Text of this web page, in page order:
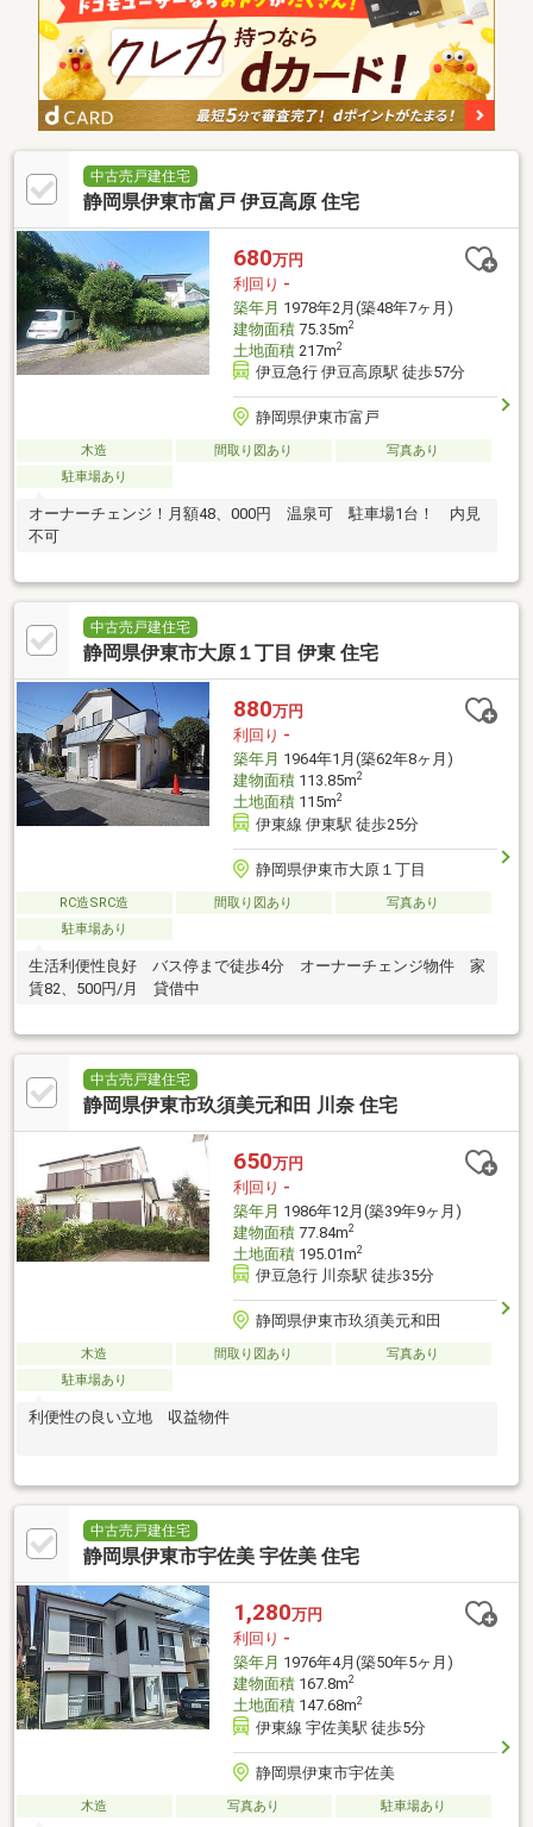
中古売戸建住宅
静岡県伊東市富戸 伊豆高原 住宅
680万円
利回り -
築年月 1978年2月(築48年7ヶ月)
建物面積75.35m2
土地面積217m2
伊豆急行 伊豆高原駅 徒歩57分
静岡県伊東市富戸
木造 間取り図あり
写真あり
駐車場あり
オーナーチェンジ！月額48、000円 温泉可 駐車場1台！ 内見
不可
中古売戸建住宅
静岡県伊東市大原１丁目 伊東 住宅
880万円
利回り -
築年月 1964年1月(築62年8ヶ月)
建物面積113.85m2
土地面積115m2
伊東線 伊東駅 徒歩25分
静岡県伊東市大原１丁目
RC造SRC造 間取り図あり
写真あり
駐車場あり
生活利便性良好 バス停まで徒歩4分 オーナーチェンジ物件 家
賃82、500円/月 貸借中
中古売戸建住宅
静岡県伊東市玖須美元和田 川奈 住宅
650万円
利回り -
築年月 1986年12月(築39年9ヶ月)
建物面積77.84m2
土地面積195.01m2
伊豆急行 川奈駅 徒歩35分
静岡県伊東市玖須美元和田
木造 間取り図あり
写真あり
駐車場あり
利便性の良い立地 収益物件
中古売戸建住宅
静岡県伊東市宇佐美 宇佐美 住宅
1,280万円
利回り -
築年月 1976年4月(築50年5ヶ月)
建物面積167.8m2
土地面積147.68m2
伊東線 宇佐美駅 徒歩5分
静岡県伊東市宇佐美
木造 写真あり 駐車場あり